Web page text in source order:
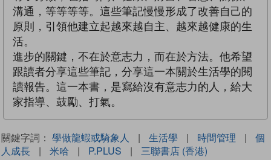
溝通，等等等等。這些筆記慢慢形成了改善自己的
原則，引領他建立起越來越自主、越來越健康的生
活。
進步的關鍵，不在於意志力，而在於方法。他希望
跟讀者分享這些筆記，分享這一本關於生活學的閱
讀報告。這一本書，是寫給沒有意志力的人，給大
家指導、鼓勵、打氣。
關鍵字詞： 學做龍蝦或騎象人 | 生活學 | 時間管理 |
個
人成長
| 米哈 | P.PLUS | 三聯書店 (香港)